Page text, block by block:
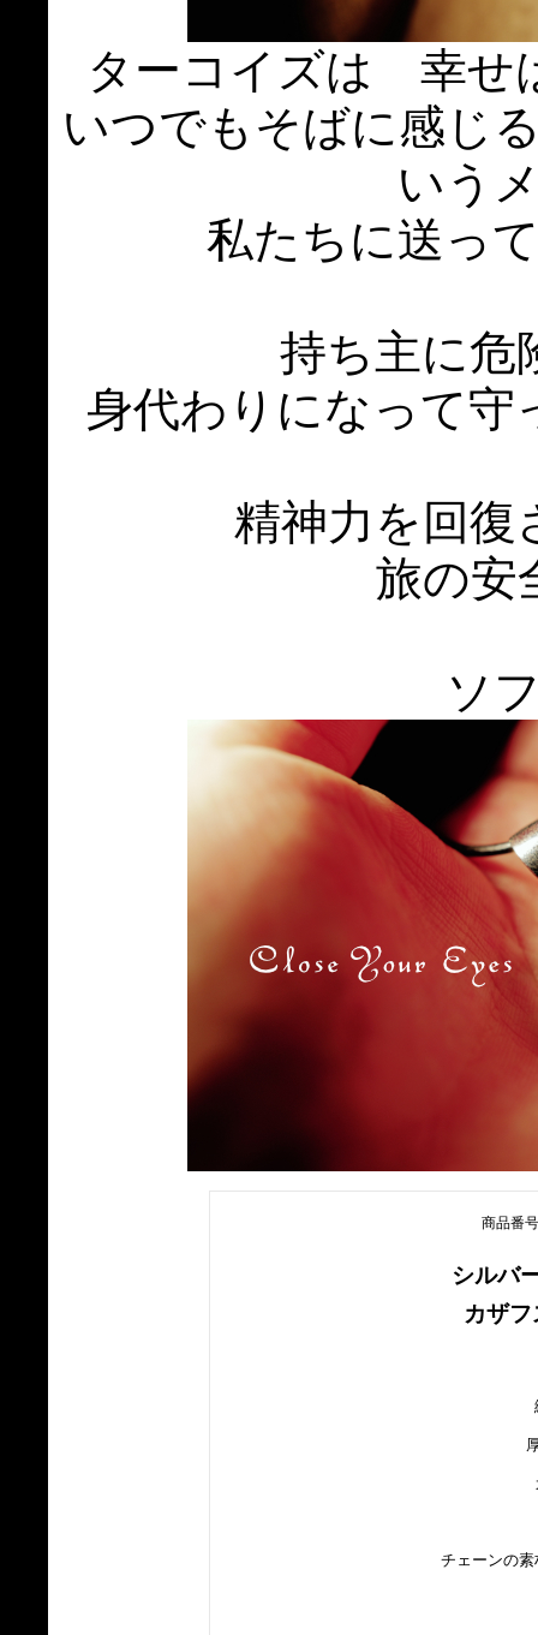
ターコイズは 幸せ
いつでもそばに感じ
いう
私たちに送っ
持ち主に危
身代わりになって守
精神力を回復
旅の
ソ
商品番
シルバ
カザ
チェーンの